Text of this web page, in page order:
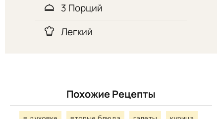
3 Порций
Легкий
Похожие Рецепты